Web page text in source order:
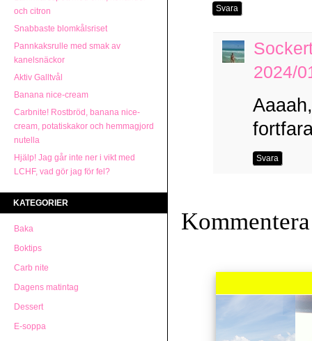
och citron
Snabbaste blomkålsriset
Pannkaksrulle med smak av
kanelsnäckor
Aktiv Galltvål
Banana nice-cream
Carbnite! Rostbröd, banana nice-
cream, potatiskakor och hemmagjord
nutella
Hjälp! Jag går inte ner i vikt med
LCHF, vad gör jag för fel?
KATEGORIER
Baka
Boktips
Carb nite
Dagens matintag
Dessert
E-soppa
Svara
2024/
Svara
Kommentera